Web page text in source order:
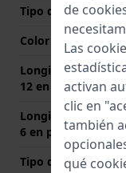
Tipo de cierre
Color del cierre
Longitud de la
12 en punto (mm)
Longitud de la
6 en punto (mm)
Tipo de montaje
de
Las
activan
clic en
también
qué